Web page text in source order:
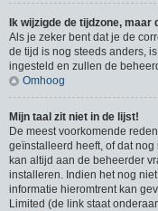
Ik wijzigde de tijdzone,
Als je zeker bent dat je de
de tijd is nog steeds anders,
ingesteld en zullen de
Omhoog
Mijn taal zit niet in de lijst!
De meest voorkomende
geïnstalleerd heeft, of dat
kan altijd aan de beheerder
installeren. Indien het nog
informatie hieromtrent kan
Limited (de link staat